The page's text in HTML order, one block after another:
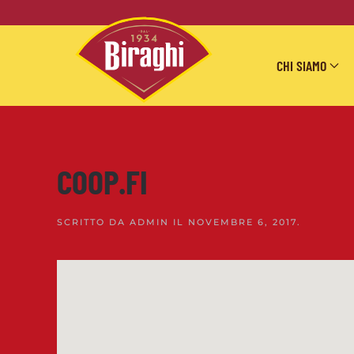
Skip to main content
CHI SIAMO
COOP.FI
SCRITTO DA ADMIN IL NOVEMBRE 6, 2017.